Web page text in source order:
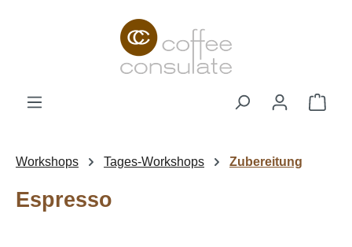
Zum Hauptinhalt springen
Workshops Tages-Workshops Zubereitung
Espresso